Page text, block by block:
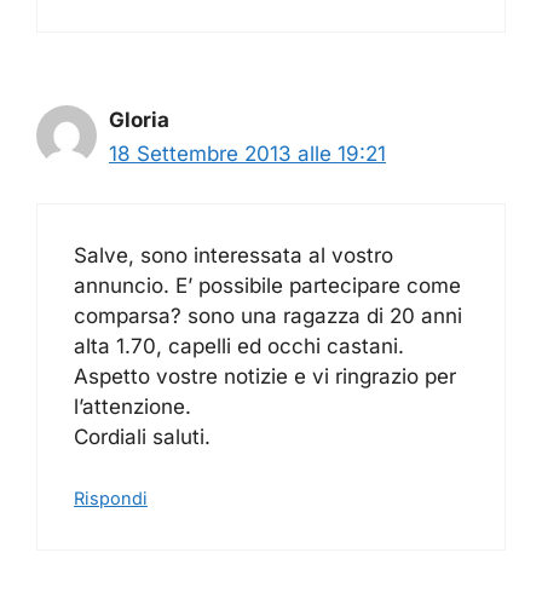
Gloria
18 Settembre 2013 alle 19:21
Salve, sono interessata al vostro
annuncio. E’ possibile partecipare come
comparsa? sono una ragazza di 20 anni
alta 1.70, capelli ed occhi castani.
Aspetto vostre notizie e vi ringrazio per
l’attenzione.
Cordiali saluti.
Rispondi